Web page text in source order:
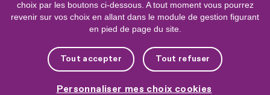
choix par les boutons ci-dessous. A tout moment vous pourrez
revenir sur vos choix en allant dans le module de gestion figurant
en pied de page du site.
Tout accepter Tout refuser
Personnaliser mes choix cookies
0 800 11 10 09
Service &
appel gratuits
Nous contacter
Plateforme de mise en contact LSF